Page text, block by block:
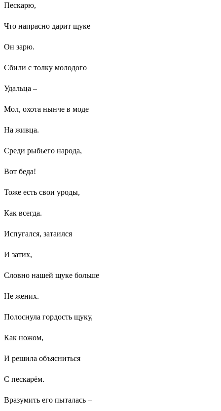
Пескарю,
Что напрасно дарит щуке
Он зарю.
Сбили с толку молодого
Удальца –
Мол, охота нынче в моде
На живца.
Среди рыбьего народа,
Вот беда!
Тоже есть свои уроды,
Как всегда.
Испугался, затаился
И затих,
Словно нашей щуке больше
Не жених.
Полоснула гордость щуку,
Как ножом,
И решила объясниться
С пескарём.
Вразумить его пыталась –